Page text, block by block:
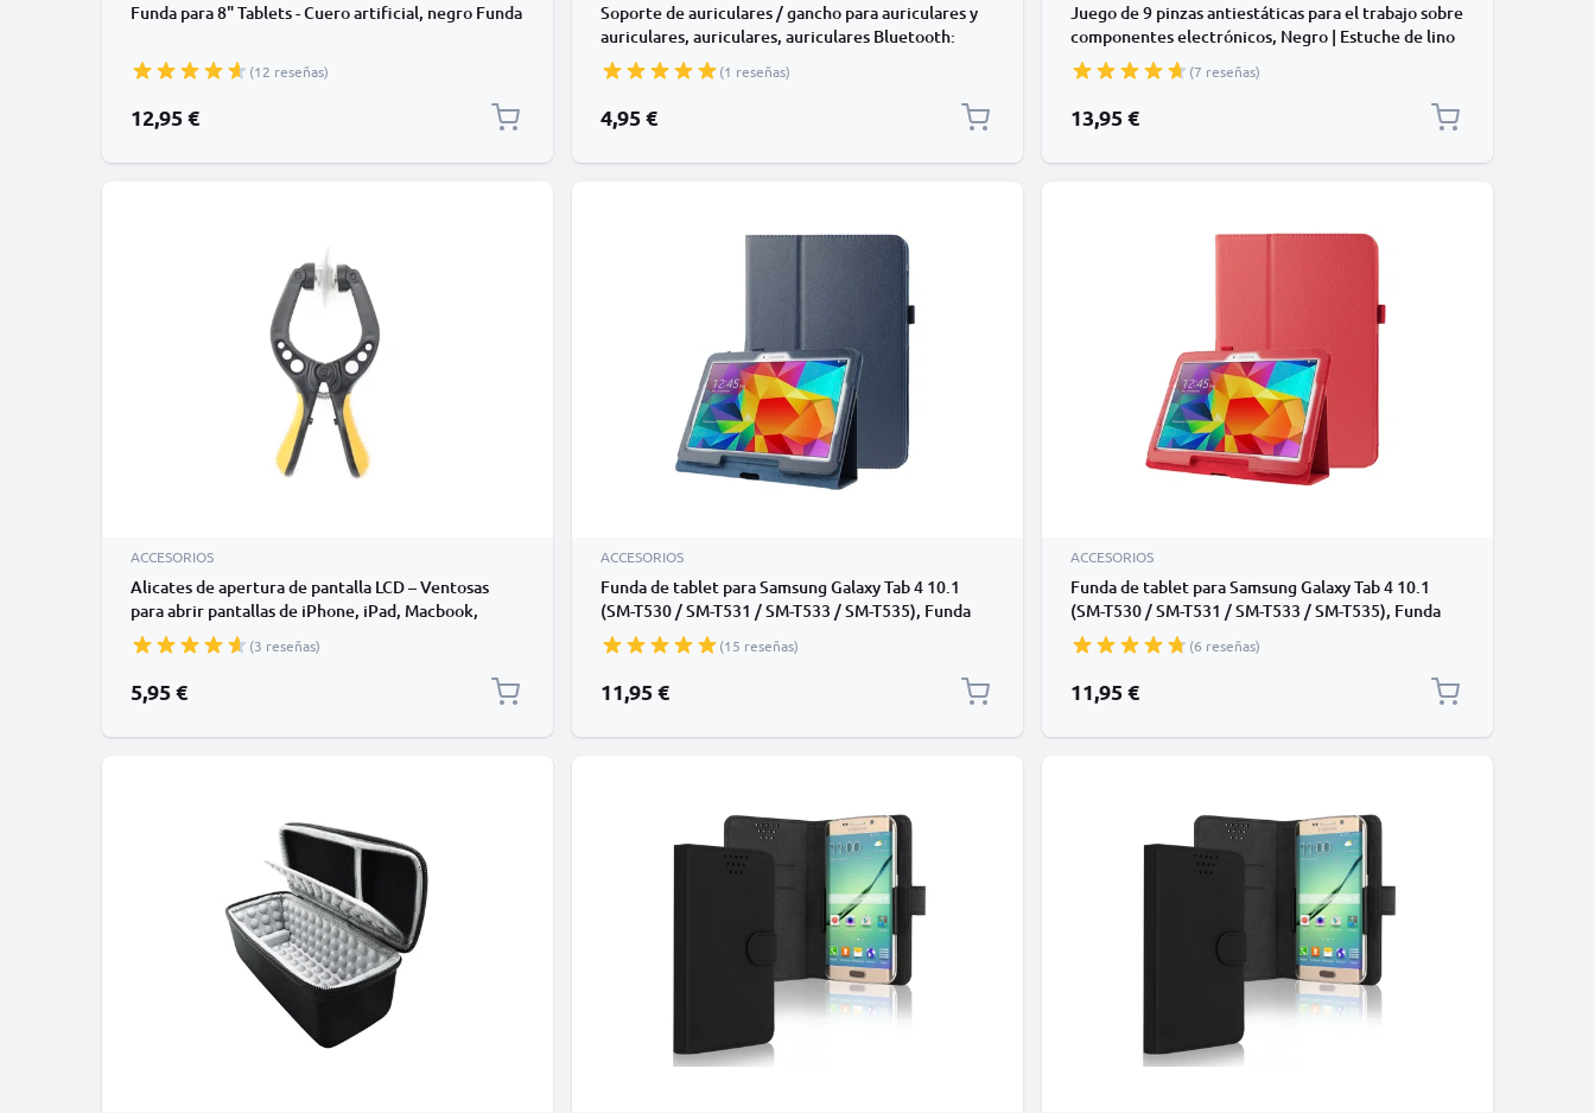
Funda para 8" Tablets - Cuero artificial, negro Funda
(12 reseñas)
12,95 €
Soporte de auriculares / gancho para auriculares y
auriculares, auriculares, auriculares Bluetooth:
adecuados para superficies lisas, monitor, mesa,
pantalla
(1 reseñas)
4,95 €
Juego de 9 pinzas antiestáticas para el trabajo sobre
componentes electrónicos, Negro | Estuche de lino
y lona
(7 reseñas)
13,95 €
ACCESORIOS
Alicates de apertura de pantalla LCD – Ventosas
para abrir pantallas de iPhone, iPad, Macbook,
Tablet, Portátil – Herramienta para cambio de
pantalla LCD, Mango amarillo & negro
(3 reseñas)
5,95 €
ACCESORIOS
Funda de tablet para Samsung Galaxy Tab 4 10.1
(SM-T530 / SM-T531 / SM-T533 / SM-T535), Funda
libro de Cuero artificial, Protector para tablet con
función de soporte de color azul oscuro, Flip Cover
Bookstyle - Funda con tapa para tablet PC
(15 reseñas)
11,95 €
ACCESORIOS
Funda de tablet para Samsung Galaxy Tab 4 10.1
(SM-T530 / SM-T531 / SM-T533 / SM-T535), Funda
libro de Cuero artificial, Protector para tablet con
función de soporte de color rojo, Flip Cover
Bookstyle - Funda con tapa para tablet PC
(6 reseñas)
11,95 €